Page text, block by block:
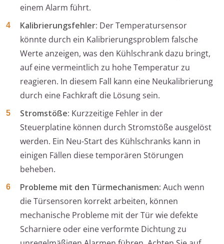
einem Alarm führt.
Kalibrierungsfehler: Der Temperatursensor
könnte durch ein Kalibrierungsproblem falsche
Werte anzeigen, was den Kühlschrank dazu bringt,
auf eine vermeintlich zu hohe Temperatur zu
reagieren. In diesem Fall kann eine Neukalibrierung
durch eine Fachkraft die Lösung sein.
Stromstöße: Kurzzeitige Fehler in der
Steuerplatine können durch Stromstöße ausgelöst
werden. Ein Neu-Start des Kühlschranks kann in
einigen Fällen diese temporären Störungen
beheben.
Probleme mit den Türmechanismen: Auch wenn
die Türsensoren korrekt arbeiten, können
mechanische Probleme mit der Tür wie defekte
Scharniere oder eine verformte Dichtung zu